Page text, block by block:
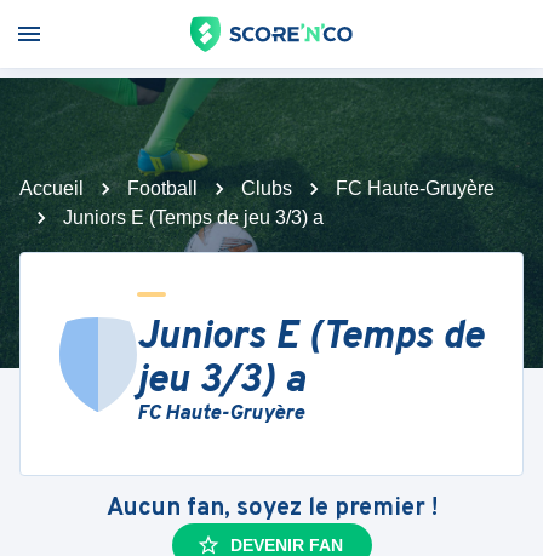
Accueil Football Clubs
FC Haute-Gruyère
Juniors E (Temps de jeu 3/3) a
Juniors E (Temps de
jeu 3/3) a
FC Haute-Gruyère
Aucun fan, soyez le premier !
DEVENIR FAN